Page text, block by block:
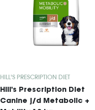
HILL'S PRESCRIPTION DIET
Hill's Prescription Diet
Canine j/d Metabolic +